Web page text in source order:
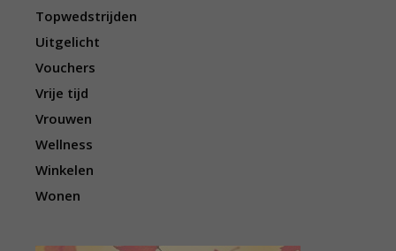
Topwedstrijden
Uitgelicht
Vouchers
Vrije tijd
Vrouwen
Wellness
Winkelen
Wonen